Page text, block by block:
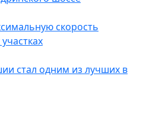
скорость
стал одним из лучших в